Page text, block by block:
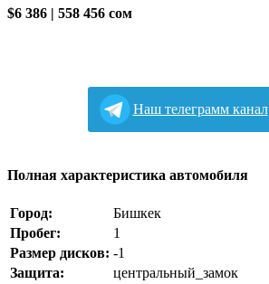
$6 386 | 558 456 сом
Наш телеграмм канал
Полная характеристика автомобиля
Город:
Бишкек
Пробег:
1
Размер дисков: -1
Защита:
центральный_замок